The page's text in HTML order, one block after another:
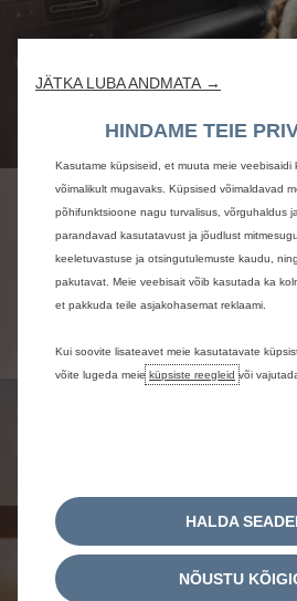
Vaata lisa
JÄTKA LUBA ANDMATA →
HINDAME TEIE
Kasutame küpsiseid, et muuta meie veebisaidi
võimalikult mugavaks. Küpsised võimaldavad
põhifunktsioone nagu turvalisus, võrguhaldus
parandavad kasutatavust ja jõudlust
keeletuvastuse ja otsingutulemuste kaudu,
pakutavat. Meie veebisait võib kasutada ka
et pakkuda teile asjakohasemat reklaami.
Kui soovite lisateavet meie kasutatavate
võite lugeda meie küpsiste reegleid või
HALDA
NÕUSTU